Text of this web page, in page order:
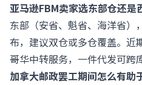
亚马逊FBM卖家选东部仓还是
东部（安省、魁省、海洋省）
布，建议双仓或多仓覆盖。近
哥华中转服务，一件代发可跨
加拿大邮政罢工期间怎么有助